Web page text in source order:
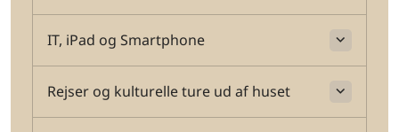
IT, iPad og Smartphone
Rejser og kulturelle ture ud af huset